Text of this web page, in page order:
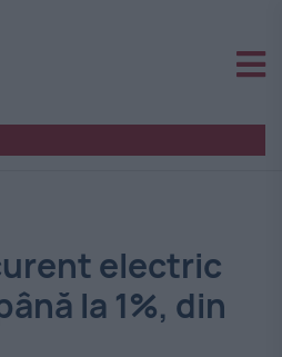
electric
la 1%, din